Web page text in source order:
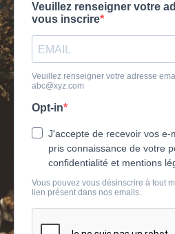
Veuillez renseigner votre
vous inscrire
Veuillez renseigner votre adresse
abc@xyz.com
Opt-in
J'accepte de recevoir vos e-
pris connaissance de votre
confidentialité et mentions
Vous pouvez vous désinscrire à tout
lien présent dans nos emails.